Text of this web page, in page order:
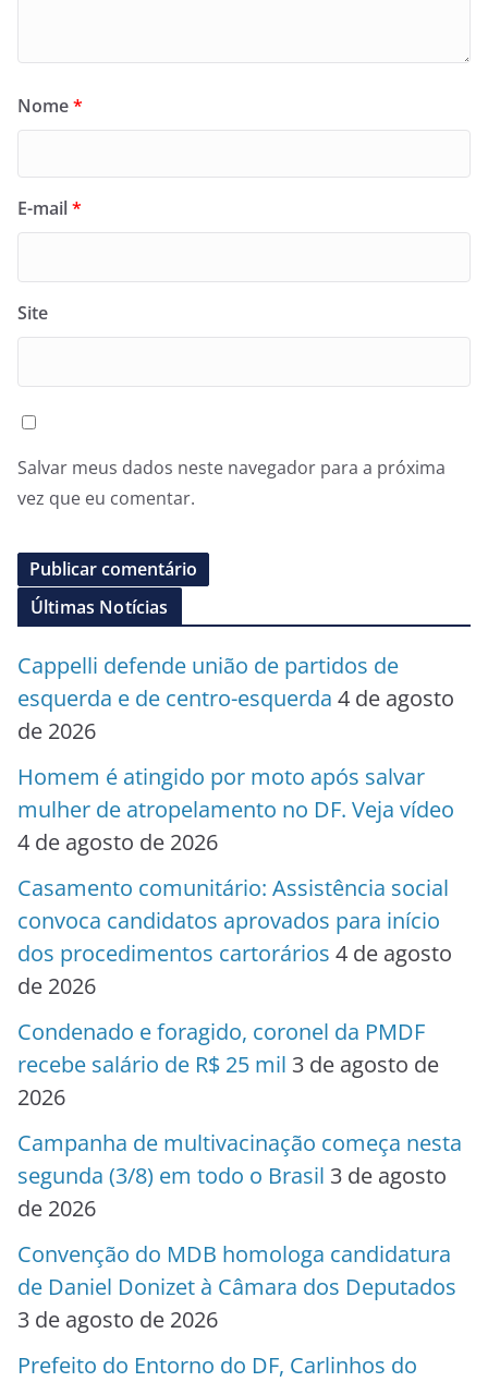
Nome*
E-mail*
Site
Salvar meus dados neste navegador para a próxima
vez que eu comentar.
Últimas Notícias
Cappelli defende união de partidos de
esquerda e de centro-esquerda 4 de agosto
de 2026
Homem é atingido por moto após salvar
mulher de atropelamento no DF. Veja vídeo
4 de agosto de 2026
Casamento comunitário: Assistência social
convoca candidatos aprovados para início
dos procedimentos cartorários 4 de agosto
de 2026
Condenado e foragido, coronel da PMDF
recebe salário de R$ 25 mil 3 de agosto de
2026
Campanha de multivacinação começa nesta
segunda (3/8) em todo o Brasil 3 de agosto
de 2026
Convenção do MDB homologa candidatura
de Daniel Donizet à Câmara dos Deputados
3 de agosto de 2026
Prefeito do Entorno do DF, Carlinhos do